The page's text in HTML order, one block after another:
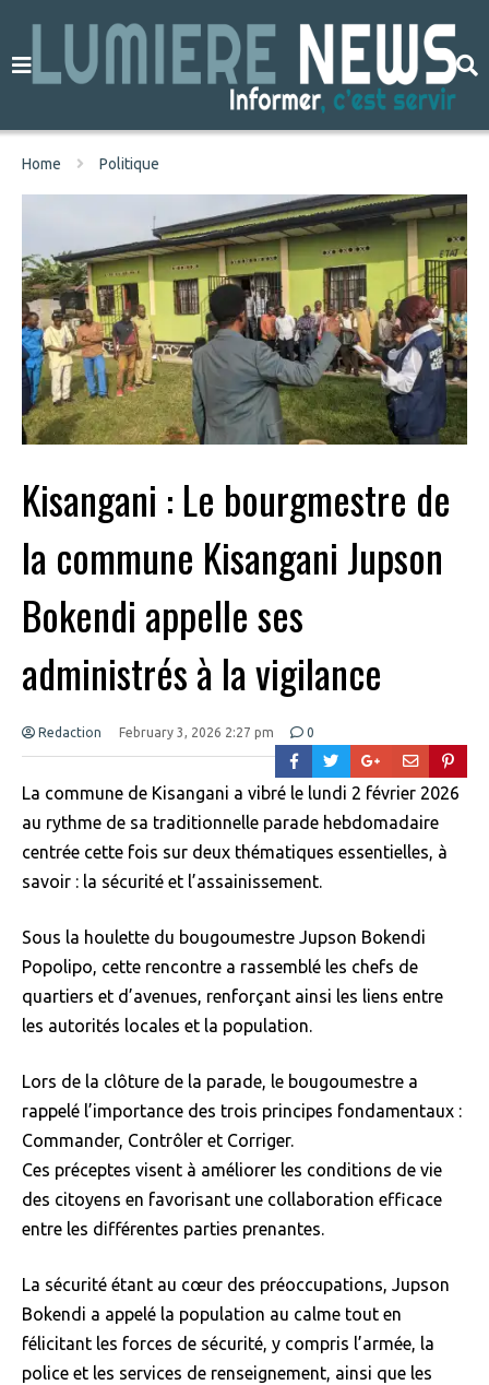
Home Politique
Kisangani : Le bourgmestre de
la commune Kisangani Jupson
Bokendi appelle ses
administrés à la vigilance
Redaction February 3, 2026 2:27 pm 0
La commune de Kisangani a vibré le lundi 2 février 2026
au rythme de sa traditionnelle parade hebdomadaire
centrée cette fois sur deux thématiques essentielles, à
savoir : la sécurité et l’assainissement.
Sous la houlette du bougoumestre Jupson Bokendi
Popolipo, cette rencontre a rassemblé les chefs de
quartiers et d’avenues, renforçant ainsi les liens entre
les autorités locales et la population.
Lors de la clôture de la parade, le bougoumestre a
rappelé l’importance des trois principes fondamentaux :
Commander, Contrôler et Corriger.
Ces préceptes visent à améliorer les conditions de vie
des citoyens en favorisant une collaboration efficace
entre les différentes parties prenantes.
La sécurité étant au cœur des préoccupations, Jupson
Bokendi a appelé la population au calme tout en
félicitant les forces de sécurité, y compris l’armée, la
police et les services de renseignement, ainsi que les